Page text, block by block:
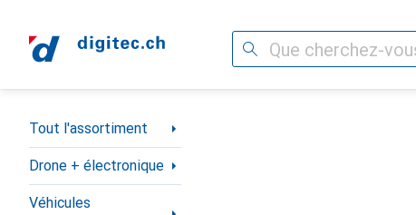
Recherche
Navigation par catégorie
Tout l'assortiment
Drone + électronique
Véhicules